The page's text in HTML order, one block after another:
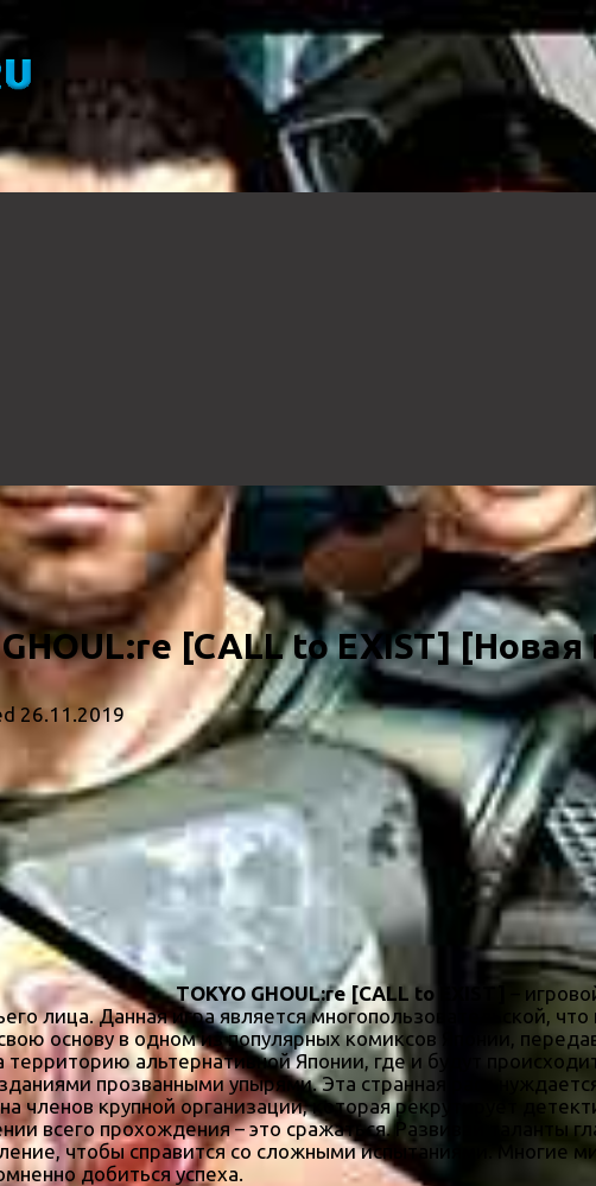
[CALL to EXIST] [Новая
26.11.2019
TOKYO GHOUL:re [CALL to EXIST]
–
лица. Данная игра является многопользовательской,
основу в одном из популярных комиксов Японии,
территорию альтернативной Японии, где и будут
прозванными упырями. Эта странная раса
членов крупной организации, которая рекрутирует
всего прохождения – это сражаться. Развивай таланты
чтобы справится со сложными испытаниями. Многие
добиться успеха.